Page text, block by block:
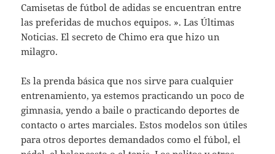
Camisetas de fútbol de adidas se encuentran entre
las preferidas de muchos equipos. ». Las Últimas
Noticias. El secreto de Chimo era que hizo un
milagro.
Es la prenda básica que nos sirve para cualquier
entrenamiento, ya estemos practicando un poco de
gimnasia, yendo a baile o practicando deportes de
contacto o artes marciales. Estos modelos son útiles
para otros deportes demandados como el fúbol, el